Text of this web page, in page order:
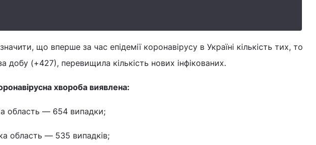
що вперше за час епідемії коронавірусу в Україні кількість тих, то
добу (+427), перевищила кількість нових інфікованих.
хвороба виявлена:
область — 654 випадки;
область — 535 випадків;